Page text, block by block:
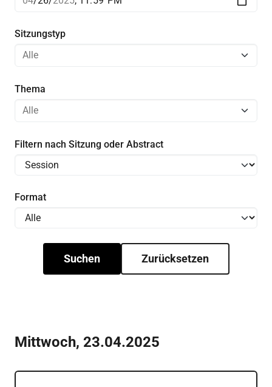
Sitzungstyp
Thema
Filtern nach Sitzung oder Abstract
Format
Suchen Zurücksetzen
Mittwoch, 23.04.2025